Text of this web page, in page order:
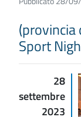
Sport
28
settembre
2023